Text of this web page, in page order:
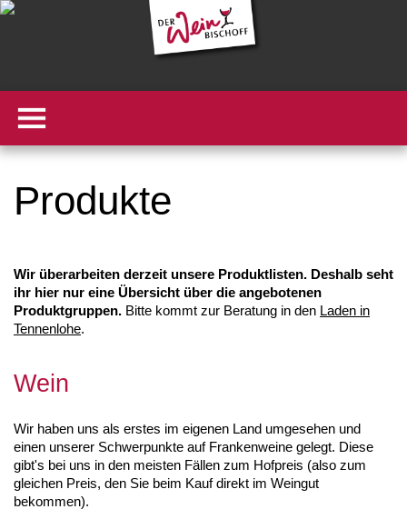
Produkte
Wir überarbeiten derzeit unsere Produktlisten. Deshalb seht
ihr hier nur eine Übersicht über die angebotenen
Produktgruppen. Bitte kommt zur Beratung in den Laden in
Tennenlohe.
Wein
Wir haben uns als erstes im eigenen Land umgesehen und
einen unserer Schwerpunkte auf Frankenweine gelegt. Diese
gibt's bei uns in den meisten Fällen zum Hofpreis (also zum
gleichen Preis, den Sie beim Kauf direkt im Weingut
bekommen).